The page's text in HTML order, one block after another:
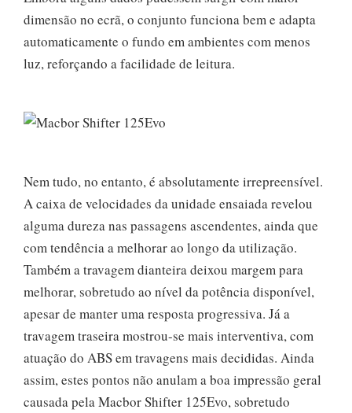
dimensão no ecrã, o conjunto funciona bem e adapta
automaticamente o fundo em ambientes com menos
luz, reforçando a facilidade de leitura.
Nem tudo, no entanto, é absolutamente irrepreensível.
A caixa de velocidades da unidade ensaiada revelou
alguma dureza nas passagens ascendentes, ainda que
com tendência a melhorar ao longo da utilização.
Também a travagem dianteira deixou margem para
melhorar, sobretudo ao nível da potência disponível,
apesar de manter uma resposta progressiva. Já a
travagem traseira mostrou-se mais interventiva, com
atuação do ABS em travagens mais decididas. Ainda
assim, estes pontos não anulam a boa impressão geral
causada pela Macbor Shifter 125Evo, sobretudo